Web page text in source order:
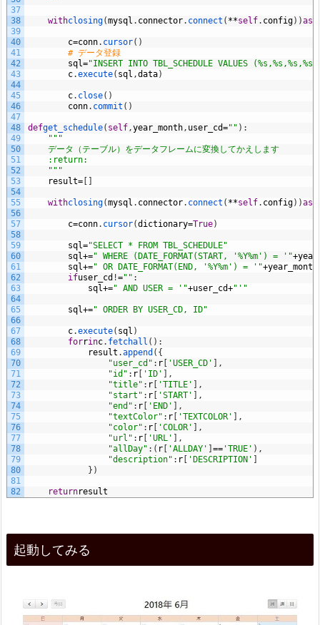
37
38
39
40
41
42
43
44
45
46
47
48
49
50
51
52
53
54
55
56
57
58
59
60
61
62
63
64
65
66
67
68
69
70
71
72
73
74
75
76
77
78
79
80
81
82
withclosing(mysql . connector. connect ( **self. config) )as
c=conn. cursor( )
# データ登録
sql="INSERT INTO TBL_SCHEDULE VALUES
c.execute( sql ,data)
c. close( )
conn. commit ( )
defget_schedule( self,year_month, user_cd="" ) :
"""
データ（テーブル）をデータフレームに変換してかえします
:return:
"""
result=
withclosing(mysql . connector. connect ( **self. config) )as
c=conn. cursor(dictionary=True)
sql="SELECT * FROM TBL_SCHEDULE"
sql+=" WHERE (DATE_FORMAT(START, '%Y%m') = '"+
sql+=" OR DATE_FORMAT(END, '%Y%m') = '"+year_month
ifuser_cd !="" :
sql+=" AND USER = '"+user_cd+"'"
sql+=" ORDER BY USER_CD, ID"
c.execute( sql )
forrinc. fetchall ( ) :
result .append ( {
"user_cd" : r 'USER_CD'
,
"id" : r 'ID'
,
"title" : r 'TITLE'
,
"start" : r 'START'
,
"end" : r 'END'
,
"textColor" : r 'TEXTCOLOR'
,
"color" : r 'COLOR'
,
"url" : r 'URL'
,
"allDay" : ( r 'ALLDAY' == 'TRUE' ) ,
"description" : r 'DESCRIPTION'
} )
returnresult
起動してみる